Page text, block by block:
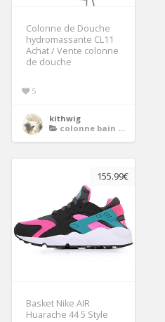
Colonne de Douche
hydromassante CL11
Achat / Vente colonne
de douche
5
kithwig
colonne bain douche
155.99€
Basket Nike AIR
Huarache 44 5 Style